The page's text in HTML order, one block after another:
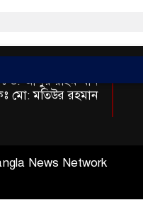
ড. আব্দুর রহিম খান
মো: মতিউর রহমান
News Network